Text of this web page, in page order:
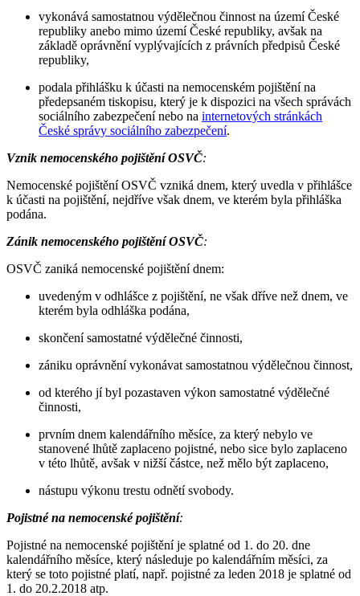
vykonává samostatnou výdělečnou činnost na území České
republiky anebo mimo území České republiky, avšak na
základě oprávnění vyplývajících z právních předpisů České
republiky,
podala přihlášku k účasti na nemocenském pojištění na
předepsaném tiskopisu, který je k dispozici na všech správách
sociálního zabezpečení nebo na internetových stránkách
České správy sociálního zabezpečení.
Vznik nemocenského pojištění OSVČ:
Nemocenské pojištění OSVČ vzniká dnem, který uvedla v přihlášce
k účasti na pojištění, nejdříve však dnem, ve kterém byla přihláška
podána.
Zánik nemocenského pojištění OSVČ:
OSVČ zaniká nemocenské pojištění dnem:
uvedeným v odhlášce z pojištění, ne však dříve než dnem, ve
kterém byla odhláška podána,
skončení samostatné výdělečné činnosti,
zániku oprávnění vykonávat samostatnou výdělečnou činnost,
od kterého jí byl pozastaven výkon samostatné výdělečné
činnosti,
prvním dnem kalendářního měsíce, za který nebylo ve
stanovené lhůtě zaplaceno pojistné, nebo sice bylo zaplaceno
v této lhůtě, avšak v nižší částce, než mělo být zaplaceno,
nástupu výkonu trestu odnětí svobody.
Pojistné na nemocenské pojištění:
Pojistné na nemocenské pojištění je splatné od 1. do 20. dne
kalendářního měsíce, který následuje po kalendářním měsíci, za
který se toto pojistné platí, např. pojistné za leden 2018 je splatné od
1. do 20.2.2018 atp.